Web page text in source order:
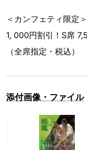
＜カンフェティ限定＞
1, 000円割引！S席
（全席指定・税込）
添付画像・ファイル